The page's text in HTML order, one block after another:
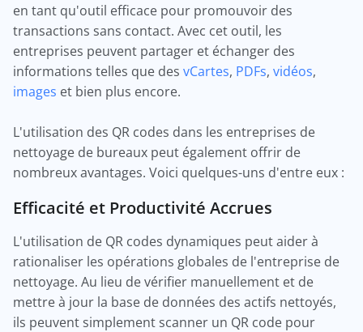
en tant qu'outil efficace pour promouvoir des
transactions sans contact. Avec cet outil, les
entreprises peuvent partager et échanger des
informations telles que des vCartes, PDFs, vidéos,
images et bien plus encore.
L'utilisation des QR codes dans les entreprises de
nettoyage de bureaux peut également offrir de
nombreux avantages. Voici quelques-uns d'entre eux :
Efficacité et Productivité Accrues
L'utilisation de QR codes dynamiques peut aider à
rationaliser les opérations globales de l'entreprise de
nettoyage. Au lieu de vérifier manuellement et de
mettre à jour la base de données des actifs nettoyés,
ils peuvent simplement scanner un QR code pour